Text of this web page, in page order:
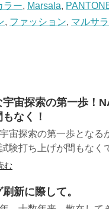
ラー, Marsala,
, ファッション, マルサラ
宇宙探索の第一歩！
なく！
宙探索の第一歩となる
験打ち上げが間もなく
む
新に際して。